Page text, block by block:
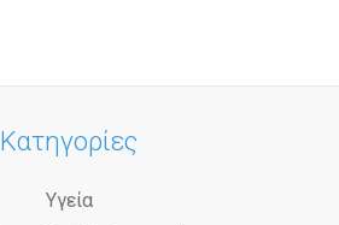
Κατηγορίες
Υγεία